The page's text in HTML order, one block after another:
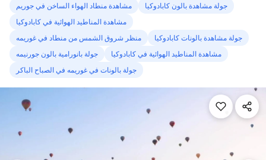
مشاهدة منطاد الهواء الساخن في جوريم
جولة مشاهدة بالون كابادوكيا
مشاهدة المناطيد الهوائية في كابادوكيا
منظر شروق الشمس من منطاد في غوريمه
جولة مشاهدة بالونات كابادوكيا
جولة بانورامية بالون جورنيمه
مشاهدة المناطيد الهوائية في كابادوكيا
جولة بالونات في غوريمه في الصباح الباكر